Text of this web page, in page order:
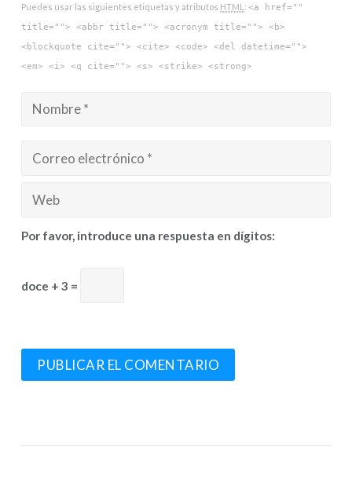
Puedes usar las siguientes etiquetas y atributos HTML :<a href=""
title=""> <abbr title=""> <acronym title=""> <b>
<blockquote cite=""> <cite> <code> <del datetime="">
<em> <i> <q cite=""> <s> <strike> <strong>
Por favor, introduce una respuesta en dígitos:
doce + 3 =